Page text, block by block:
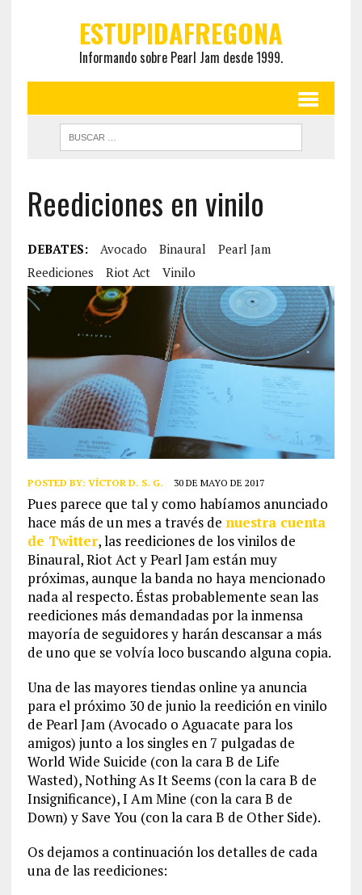
ESTUPIDAFREGONA
Informando sobre Pearl Jam desde 1999.
Reediciones en vinilo
DEBATES: Avocado Binaural
Pearl Jam
Reediciones
Riot Act Vinilo
POSTED BY: VÍCTOR D. S. G. 30 DE MAYO DE 2017
Pues parece que tal y como habíamos anunciado
hace más de un mes a través de nuestra cuenta
de Twitter, las reediciones de los vinilos de
Binaural, Riot Act y Pearl Jam están muy
próximas, aunque la banda no haya mencionado
nada al respecto. Éstas probablemente sean las
reediciones más demandadas por la inmensa
mayoría de seguidores y harán descansar a más
de uno que se volvía loco buscando alguna copia.
Una de las mayores tiendas online ya anuncia
para el próximo 30 de junio la reedición en vinilo
de Pearl Jam (Avocado o Aguacate para los
amigos) junto a los singles en 7 pulgadas de
World Wide Suicide (con la cara B de Life
Wasted), Nothing As It Seems (con la cara B de
Insignificance), I Am Mine (con la cara B de
Down) y Save You (con la cara B de Other Side).
Os dejamos a continuación los detalles de cada
una de las reediciones: